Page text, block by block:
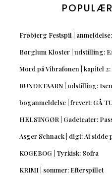
Frøbjerg Festspil |
Børglum Kloster | udstilling:
Mord på Vibrafonen | kapitel
RUNDETAARN | udstilling:
boganmeldelse | frevert: GÅ
HELSINGØR | Gadeteater:
Asger Schnack | digt: At sidde
KOGEBOG | Tyrkisk: Sofra
KRIMI | sommer: Efterspillet